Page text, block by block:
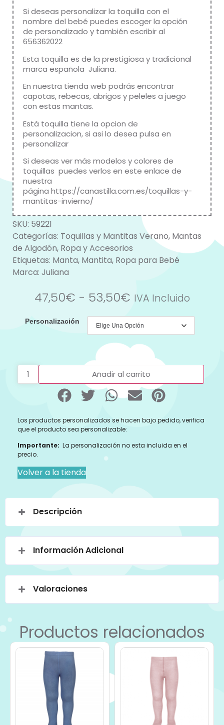
Si deseas personalizar la toquilla con el
nombre del bebé puedes escoger la opción
de personalizado y también escribir al
656362022
Esta toquilla es de la prestigiosa y tradicional
marca española Juliana.
En nuestra tienda web podrás encontrar
capotas, rebecas, abrigos y peleles a juego
con estas mantas.
Está toquilla tiene la opcion de
personalizacion, si asi lo desea pulsa en
personalizar
Si deseas ver más modelos y colores de
toquillas puedes verlos en este enlace de
nuestra
página https://canastilla.com.es/toquillas-y-
mantitas-invierno/
SKU: 59221
Categorías: Toquillas y Mantitas Verano, Mantas
de Algodón, Ropa y Accesorios
Etiquetas: Manta, Mantita, Ropa para Bebé
Marca: Juliana
47,50€ - 53,50€ IVA Incluido
Personalización
Añadir al carrito
Los productos personalizados se hacen bajo pedido, verifica
que el producto sea personalizable:
Importante: La personalización no esta incluida en el
precio.
Volver a la tienda
Descripción
Información Adicional
Valoraciones
Productos relacionados